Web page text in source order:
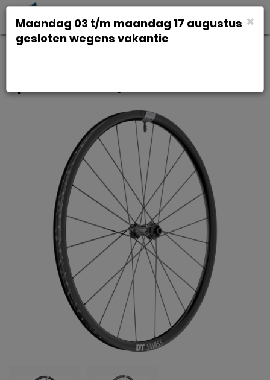
×
Maandag 03 t/m maandag 17 augustus
gesloten wegens vakantie